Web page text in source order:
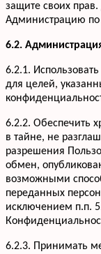
защите своих прав.
Администрацию по
6.2.
6.2.1.
для целей,
6.2.2. Обеспечить
в тайне, не
разрешения
обмен,
возможными
переданных
исключением п.п.
6.2.3. Принимать